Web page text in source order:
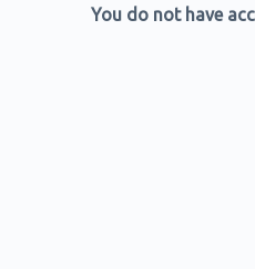
You do not have